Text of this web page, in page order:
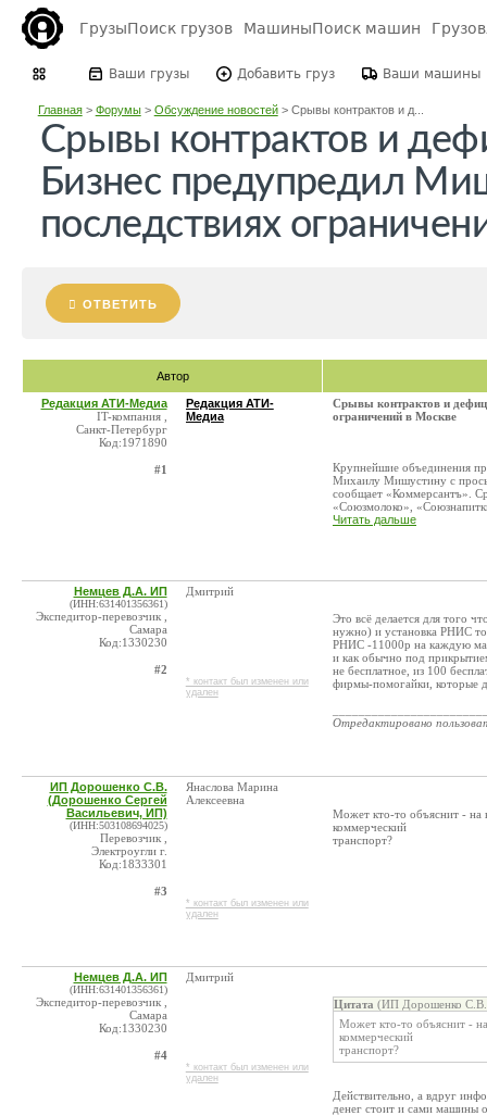
ГрузыПоиск грузов МашиныПоиск машин
Ваши грузы Добавить груз Ваши машины
Главная> Форумы> Обсуждение новостей> Срывы контрактов и д...
Срывы контрактов и
Бизнес предупредил
последствиях
ОТВЕТИТЬ
Автор
Редакция АТИ-Медиа
IT-компания ,
Санкт-Петербург
Код:1971890
#1
Редакция АТИ-
Медиа
Срывы контрактов и
ограничений в Москве
Крупнейшие объединения
Михаилу Мишустину с
сообщает «Коммерсантъ».
«Союзмолоко»,
Читать дальше
Немцев Д.А. ИП
(ИНН:631401356361)
Экспедитор-перевозчик ,
Самара
Код:1330230
#2
Дмитрий
* контакт был изменен или
удален
Это всё делается для того
нужно) и установка РНИС
РНИС -11000р на каждую
и как обычно под
не бесплатное, из 100
фирмы-помогайки, которые
Отредактировано
ИП Дорошенко С.В.
(Дорошенко Сергей
Васильевич, ИП)
(ИНН:503108694025)
Перевозчик ,
Электроугли г.
Код:1833301
#3
Янаслова Марина
Алексеевна
* контакт был изменен или
удален
Может кто-то объяснит -
коммерческий
транспорт?
Немцев Д.А. ИП
(ИНН:631401356361)
Экспедитор-перевозчик ,
Самара
Код:1330230
#4
Дмитрий
* контакт был изменен или
удален
Цитата (ИП Дорошенко С.В.
Может кто-то объяснит -
коммерческий
транспорт?
Действительно, а вдруг
денег стоит и сами машины